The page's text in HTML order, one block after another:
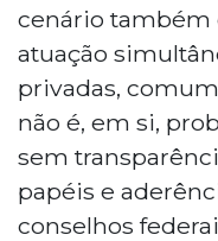
cenário também
atuação
privadas,
não é, em si,
sem
papéis e
conselhos